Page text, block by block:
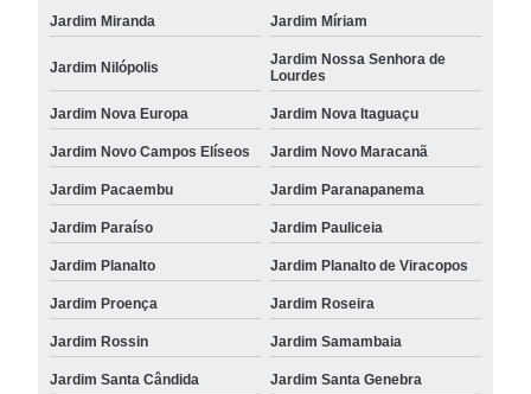
Jardim Miranda Jardim Míriam
Jardim Nilópolis
Jardim Nossa Senhora de
Lourdes
Jardim Nova Europa Jardim Nova Itaguaçu
Jardim Novo Campos Elíseos Jardim Novo Maracanã
Jardim Pacaembu Jardim Paranapanema
Jardim Paraíso Jardim Pauliceia
Jardim Planalto Jardim Planalto de Viracopos
Jardim Proença Jardim Roseira
Jardim Rossin Jardim Samambaia
Jardim Santa Cândida Jardim Santa Genebra